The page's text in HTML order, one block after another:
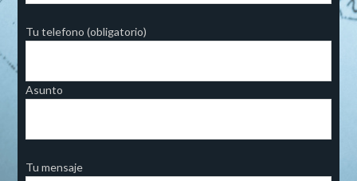
Tu telefono (obligatorio)
Asunto
Tu mensaje